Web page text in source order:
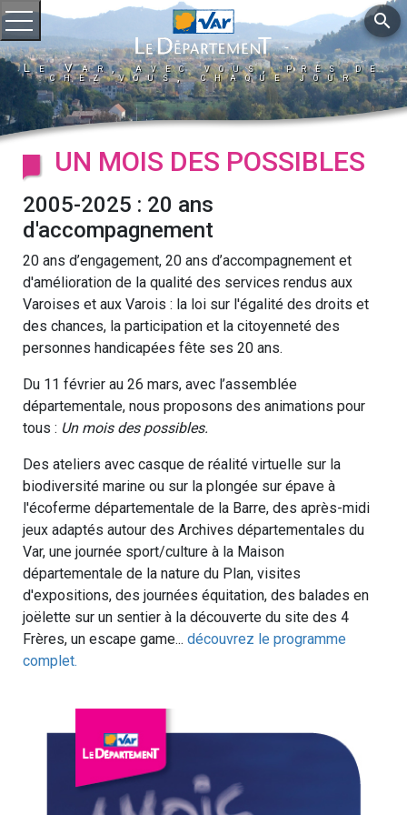
Ouvrir le menu
Le Var, avec vous, près de
chez vous, chaque jour
search
UN MOIS DES POSSIBLES
2005-2025 : 20 ans
d'accompagnement
20 ans d’engagement, 20 ans d’accompagnement et
d'amélioration de la qualité des services rendus aux
Varoises et aux Varois : la loi sur l'égalité des droits et
des chances, la participation et la citoyenneté des
personnes handicapées fête ses 20 ans.
Du 11 février au 26 mars, avec l’assemblée
départementale, nous proposons des animations pour
tous : Un mois des possibles.
Des ateliers avec casque de réalité virtuelle sur la
biodiversité marine ou sur la plongée sur épave à
l'écoferme départementale de la Barre, des après-midi
jeux adaptés autour des Archives départementales du
Var, une journée sport/culture à la Maison
départementale de la nature du Plan, visites
d'expositions, des journées équitation, des balades en
joëlette sur un sentier à la découverte du site des 4
Frères, un escape game... découvrez le programme
complet.